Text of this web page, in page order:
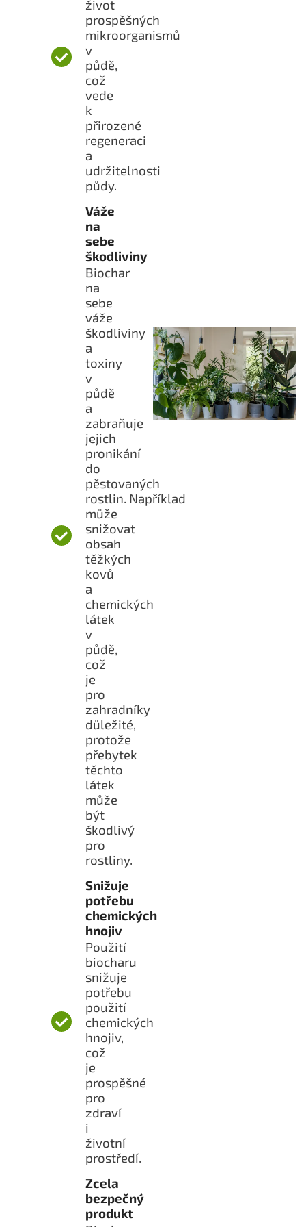
život
prospěšných
mikroorganismů
v
půdě,
což
vede
k
přirozené
regeneraci
a
udržitelnosti
půdy.
Váže
na
sebe
škodliviny
Biochar
na
sebe
váže
škodliviny
a
toxiny
v
půdě
a
zabraňuje
jejich
pronikání
do
pěstovaných
rostlin. Například
může
snižovat
obsah
těžkých
kovů
a
chemických
látek
v
půdě,
což
je
pro
zahradníky
důležité,
protože
přebytek
těchto
látek
může
být
škodlivý
pro
rostliny.
Snižuje
potřebu
chemických
hnojiv
Použití
biocharu
snižuje
potřebu
použití
chemických
hnojiv,
což
je
prospěšné
pro
zdraví
i
životní
prostředí.
Zcela
bezpečný
produkt